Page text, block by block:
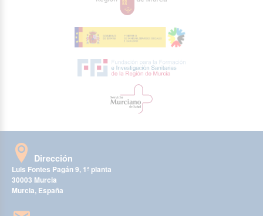
Dirección
Luis Fontes Pagán 9, 1ª planta
30003 Murcia
Murcia, España